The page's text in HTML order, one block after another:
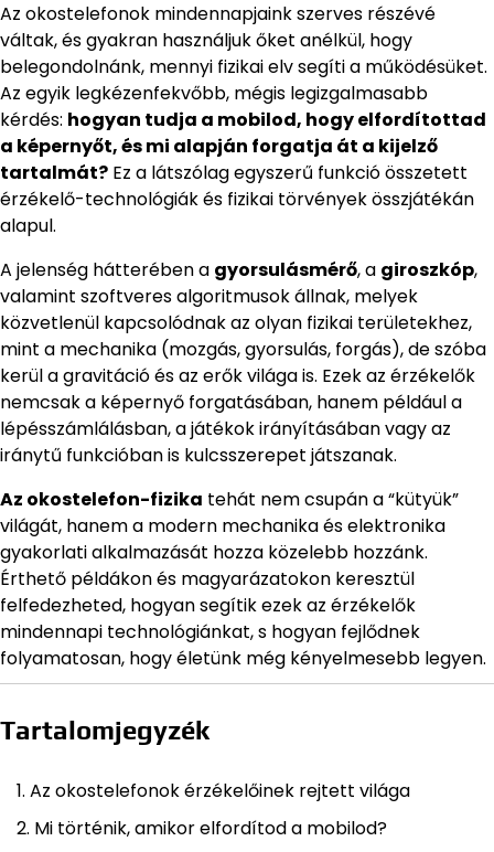
Az okostelefonok mindennapjaink szerves részévé
váltak, és gyakran használjuk őket anélkül, hogy
belegondolnánk, mennyi fizikai elv segíti a működésüket.
Az egyik legkézenfekvőbb, mégis legizgalmasabb
kérdés: hogyan tudja a mobilod, hogy elfordítottad
a képernyőt, és mi alapján forgatja át a kijelző
tartalmát? Ez a látszólag egyszerű funkció összetett
érzékelő-technológiák és fizikai törvények összjátékán
alapul.
A jelenség hátterében a gyorsulásmérő, a giroszkóp,
valamint szoftveres algoritmusok állnak, melyek
közvetlenül kapcsolódnak az olyan fizikai területekhez,
mint a mechanika (mozgás, gyorsulás, forgás), de szóba
kerül a gravitáció és az erők világa is. Ezek az érzékelők
nemcsak a képernyő forgatásában, hanem például a
lépésszámlálásban, a játékok irányításában vagy az
iránytű funkcióban is kulcsszerepet játszanak.
Az okostelefon-fizika tehát nem csupán a “kütyük”
világát, hanem a modern mechanika és elektronika
gyakorlati alkalmazását hozza közelebb hozzánk.
Érthető példákon és magyarázatokon keresztül
felfedezheted, hogyan segítik ezek az érzékelők
mindennapi technológiánkat, s hogyan fejlődnek
folyamatosan, hogy életünk még kényelmesebb legyen.
Tartalomjegyzék
Az okostelefonok érzékelőinek rejtett világa
Mi történik, amikor elfordítod a mobilod?